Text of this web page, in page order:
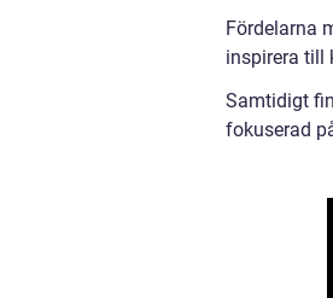
Fördelarna
inspirera till
Samtidigt
fokuserad